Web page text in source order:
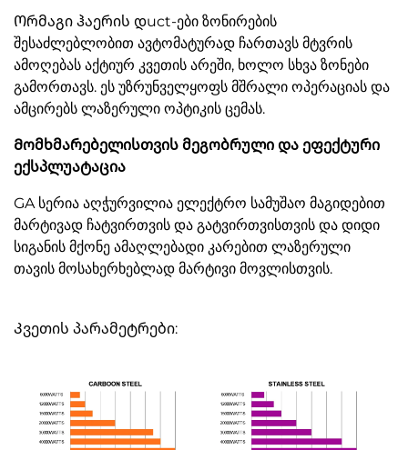
Ორმაგი ჰაერის დuct-ები ზონირების
შესაძლებლობით ავტომატურად ჩართავს მტვრის
ამოღებას აქტიურ კვეთის არეში, ხოლო სხვა ზონები
გამორთავს. ეს უზრუნველყოფს მშრალი ოპერაციას და
ამცირებს ლაზერული ოპტიკის ცემას.
Მომხმარებელისთვის მეგობრული და ეფექტური
ექსპლუატაცია
GA სერია აღჭურვილია ელექტრო სამუშაო მაგიდებით
მარტივად ჩატვირთვის და გატვირთვისთვის და დიდი
სიგანის მქონე ამაღლებადი კარებით ლაზერული
თავის მოსახერხებლად მარტივი მოვლისთვის.
Კვეთის პარამეტრები: